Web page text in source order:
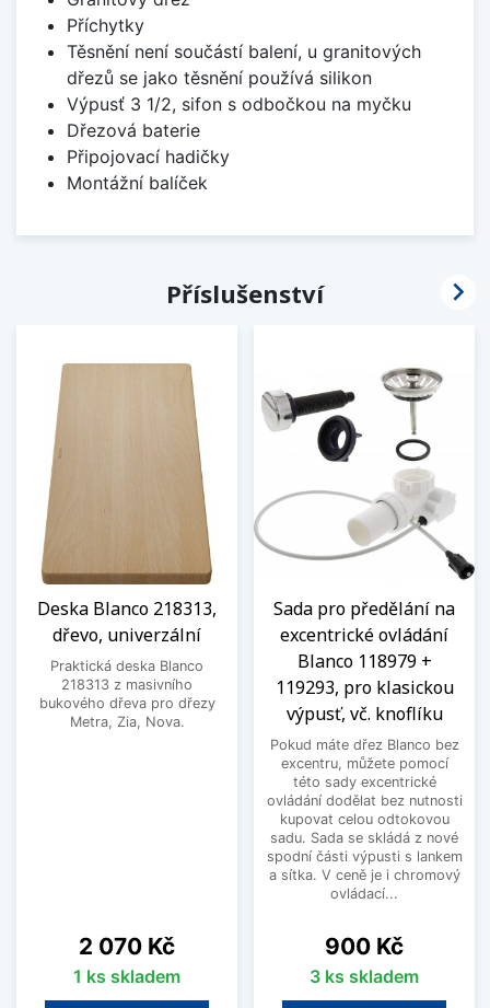
Příchytky
Těsnění není součástí balení, u granitových
dřezů se jako těsnění používá silikon
Výpusť 3 1/2, sifon s odbočkou na myčku
Dřezová baterie
Připojovací hadičky
Montážní balíček
Příslušenství
Deska Blanco 218313,
dřevo, univerzální
Praktická deska Blanco
218313 z masivního
bukového dřeva pro dřezy
Metra, Zia, Nova.
Cena
2 070 Kč
1 ks skladem
Sada pro předělání na
excentrické ovládání
Blanco 118979 +
119293, pro klasickou
výpusť, vč. knoflíku
Pokud máte dřez Blanco bez
excentru, můžete pomocí
této sady excentrické
ovládání dodělat bez nutnosti
kupovat celou odtokovou
sadu. Sada se skládá z nové
spodní části výpusti s lankem
a sítka. V ceně je i chromový
ovládací...
Cena
900 Kč
3 ks skladem
